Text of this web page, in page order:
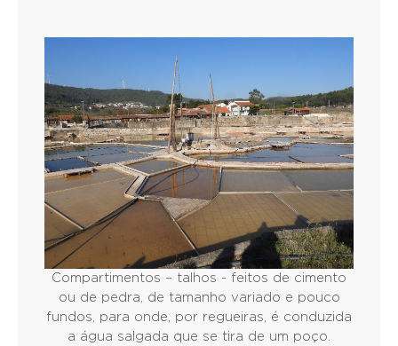
Compartimentos – talhos - feitos de cimento
ou de pedra, de tamanho variado e pouco
fundos, para onde, por regueiras, é conduzida
a água salgada que se tira de um poço.